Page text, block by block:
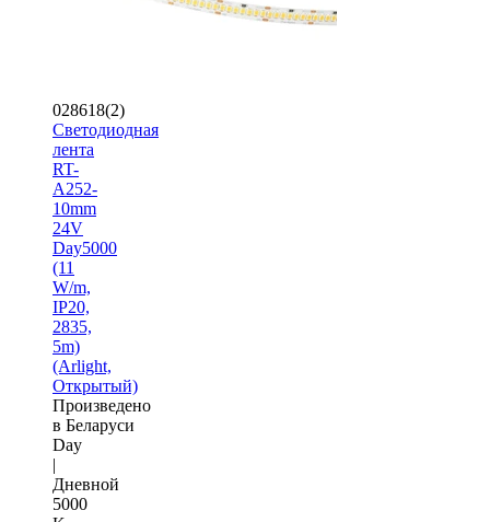
028618(2)
Светодиодная
лента
RT-
A252-
10mm
24V
Day5000
(11
W/m,
IP20,
2835,
5m)
(Arlight,
Открытый)
Произведено
в Беларуси
Day
|
Дневной
5000